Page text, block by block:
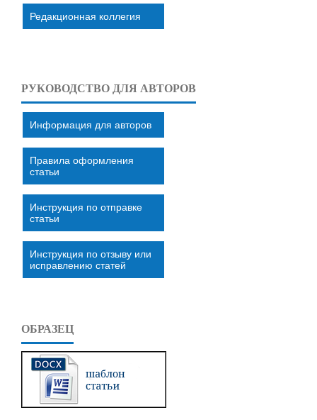
Редакционная коллегия
РУКОВОДСТВО ДЛЯ АВТОРОВ
Информация для авторов
Правила оформления
статьи
Инструкция по отправке
статьи
Инструкция по отзыву или
исправлению статей
ОБРАЗЕЦ